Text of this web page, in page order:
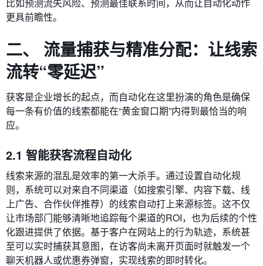
更具前瞻性。
二、 流量捕获与精准分配：让线索
流转“零延迟”
获客是企业增长的起点，而自动化在这里扮演的角色是确保
每一条有价值的线索都能在“黄金窗口期”内得到最恰当的响
应。
2.1 智能获客流程自动化
线索来源的混乱是效率的第一大杀手。通过设置自动化规
则，系统可以对来自不同渠道（如搜索引擎、内容下载、线
上广告、合作伙伴推荐）的线索自动打上来源标签。这不仅
让市场部门能够清晰地追踪每个渠道的ROI，也为后续的个性
化跟进提供了依据。基于客户在网站上的行为轨迹，系统甚
至可以实时捕获其意图，在访客尚未离开页面时就触发一个
聊天机器人或优惠券弹窗，实现线索的即时转化。